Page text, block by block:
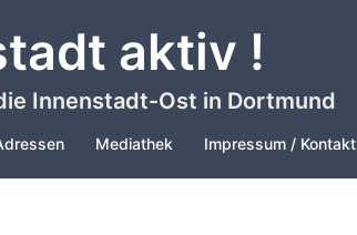
aktiv !
Innenstadt-Ost in Dortmund
Mediathek Impressum / Kontakt